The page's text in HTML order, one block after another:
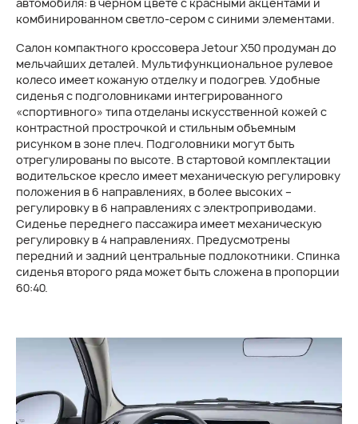
комбинированном светло-сером с синими элементами.
Салон компактного кроссовера Jetour Х50 продуман до
мельчайших деталей. Мультифункциональное рулевое
колесо имеет кожаную отделку и подогрев. Удобные
сиденья с подголовниками интегрированного
«спортивного» типа отделаны искусственной кожей с
контрастной прострочкой и стильным объемным
рисунком в зоне плеч. Подголовники могут быть
отрегулированы по высоте. В стартовой комплектации
водительское кресло имеет механическую регулировку
положения в 6 направлениях, в более высоких –
регулировку в 6 направлениях с электроприводами.
Сиденье переднего пассажира имеет механическую
регулировку в 4 направлениях. Предусмотрены
передний и задний центральные подлокотники. Спинка
сиденья второго ряда может быть сложена в пропорции
60:40.